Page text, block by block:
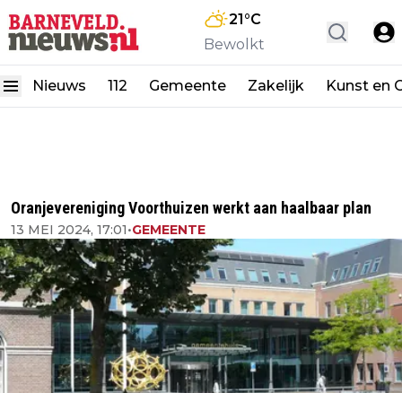
21°C
Bewolkt
Nieuws 112 Gemeente Zakelijk Kunst en
Oranjevereniging Voorthuizen werkt aan haalbaar plan
13 MEI 2024, 17:01•GEMEENTE